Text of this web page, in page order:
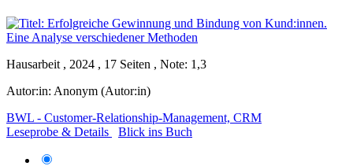
Hausarbeit , 2024 , 17 Seiten , Note: 1,3
Autor:in: Anonym (Autor:in)
BWL - Customer-Relationship-Management, CRM
Leseprobe & Details
Blick ins Buch